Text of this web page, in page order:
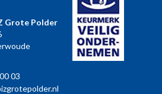
Grote Polder
03